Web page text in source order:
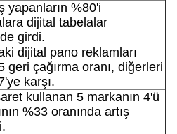
yapanların %80'i
dijital tabelalar
girdi.
dijital pano reklamları
geri çağırma oranı, diğerleri
karşı.
kullanan 5 markanın 4'ü
%33 oranında artış